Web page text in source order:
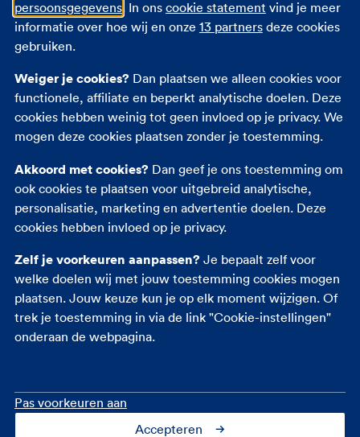
gratis
Je moet ’s ochtends even een goed ontbijtje voor
jezelf maken. Maar verder heb je geen brandstof
nodig! En zo’n lekker ontbijt is een stuk goedkoper
dan een tank diesel of benzine.
Je zorgt voor het milieu
Het is misschien een beetje een open deur: fietsen
is een stuk beter voor het milieu dan de auto. Geen
geen files!
Fietsen maakt je 9 jaar
jonger
fietsen er al voor zorgt dat je ongeveer 9 jaar van je
biologische leeftijd kunt halen? Dat willen we toch
persoonsgegevens. In ons cookie statement vind je meer
informatie over hoe wij en onze 13 partnersdeze cookies
gebruiken.
Weiger je cookies? Dan plaatsen we alleen cookies voor
functionele, affiliate en beperkt analytische doelen. Deze
cookies hebben weinig tot geen invloed op je privacy. We
mogen deze cookies plaatsen zonder je toestemming.
Akkoord met cookies? Dan geef je ons toestemming om
ook cookies te plaatsen voor uitgebreid analytische,
personalisatie, marketing en advertentie doelen. Deze
cookies hebben invloed op je privacy.
Zelf je voorkeuren aanpassen? Je bepaalt zelf voor
welke doelen wij met jouw toestemming cookies mogen
plaatsen. Jouw keuze kun je op elk moment wijzigen. Of
trek je toestemming in via de link "Cookie-instellingen"
onderaan de webpagina.
Pas voorkeuren aan
Accepteren